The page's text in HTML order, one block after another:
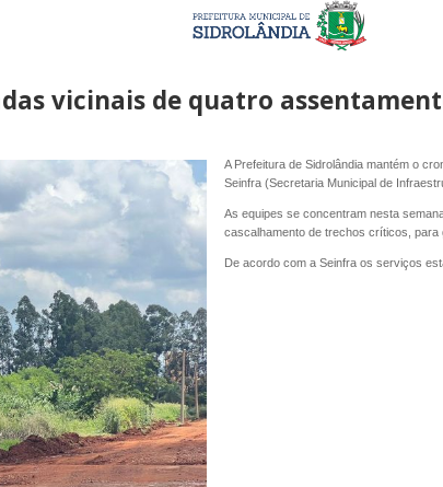
vicinais de quatro
A Prefeitura de Sidrolândia mantém o
Seinfra (Secretaria Municipal de
As equipes se concentram nesta
cascalhamento de trechos críticos, para
De acordo com a Seinfra os serviços